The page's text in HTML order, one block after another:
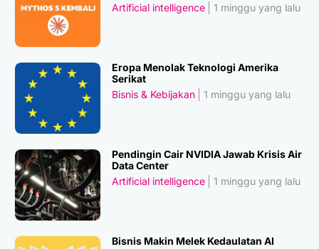
Artificial intelligence
1 minggu yang lalu
Eropa Menolak Teknologi Amerika
Serikat
Bisnis & Kebijakan
1 minggu yang lalu
Pendingin Cair NVIDIA Jawab Krisis Air
Data Center
Artificial intelligence
1 minggu yang lalu
Bisnis Makin Melek Kedaulatan AI